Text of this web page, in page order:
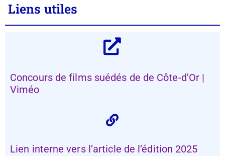
Liens utiles
Concours de films suédés de de Côte-d’Or |
Viméo
Lien interne vers l’article de l’édition 2025